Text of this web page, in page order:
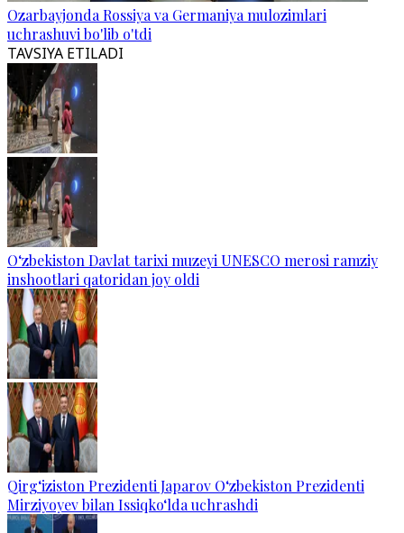
Ozarbayjonda Rossiya va Germaniya mulozimlari
uchrashuvi bo'lib o'tdi
TAVSIYA ETILADI
O‘zbekiston Davlat tarixi muzeyi UNESCO merosi ramziy
inshootlari qatoridan joy oldi
Qirg‘iziston Prezidenti Japarov O‘zbekiston Prezidenti
Mirziyoyev bilan Issiqko‘lda uchrashdi